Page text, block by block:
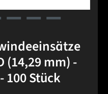
(14,29 mm) -
Stück